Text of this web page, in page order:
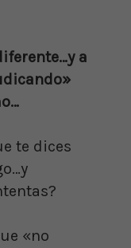
a
te dices
«no